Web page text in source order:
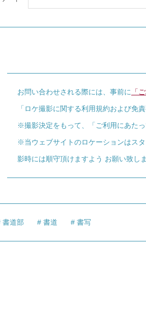
お問い合わせされる際には、事前に 「
「ロケ撮影に関する利用規約および免
※撮影決定をもって、「ご利用にあた
※当ウェブサイトのロケーションはス
影時には順守頂けますよう お願い致しま
書道部 書道 書写